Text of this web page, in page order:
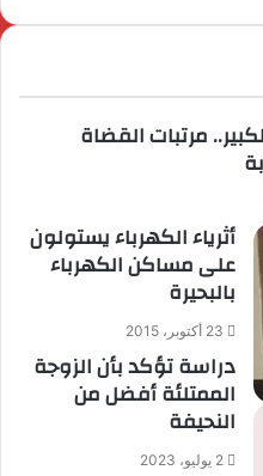
مرتبات القضاة
أثرياء الكهرباء يستولون
على مساكن الكهرباء
بالبحيرة
23 أكتوبر، 2015
دراسة تؤكد بأن الزوجة
الممتلئة أفضل من
النحيفة
2 يوليو، 2023